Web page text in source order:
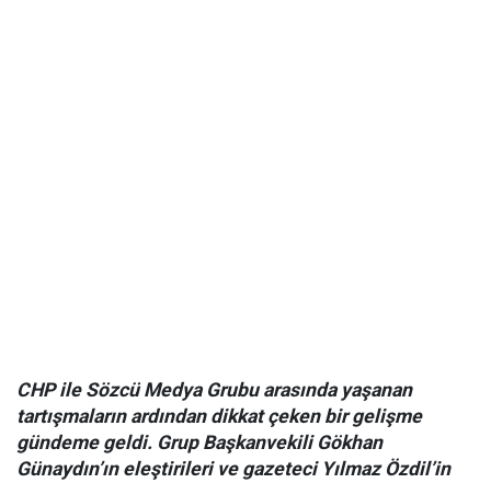
CHP ile Sözcü Medya Grubu arasında yaşanan
tartışmaların ardından dikkat çeken bir gelişme
gündeme geldi. Grup Başkanvekili Gökhan
Günaydın’ın eleştirileri ve gazeteci Yılmaz Özdil’in